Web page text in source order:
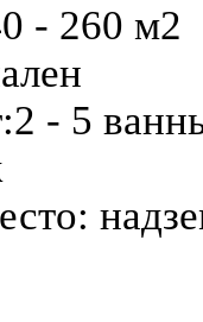
- 260 м2
2 - 5